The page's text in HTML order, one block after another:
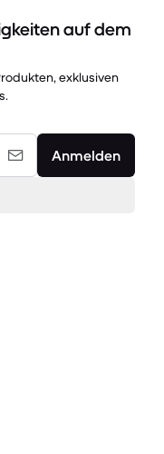
auf dem
exklusiven
Anmelden